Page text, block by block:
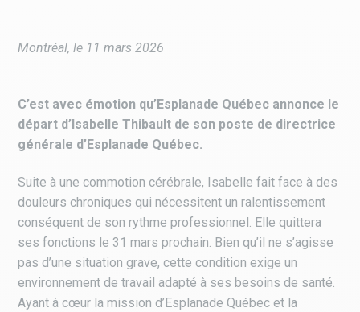
Montréal, le 11 mars 2026
C’est avec émotion qu’Esplanade Québec annonce le
départ d’Isabelle Thibault de son poste de directrice
générale d’Esplanade Québec.
Suite à une commotion cérébrale, Isabelle fait face à des
douleurs chroniques qui nécessitent un ralentissement
conséquent de son rythme professionnel. Elle quittera
ses fonctions le 31 mars prochain. Bien qu’il ne s’agisse
pas d’une situation grave, cette condition exige un
environnement de travail adapté à ses besoins de santé.
Ayant à cœur la mission d’Esplanade Québec et la